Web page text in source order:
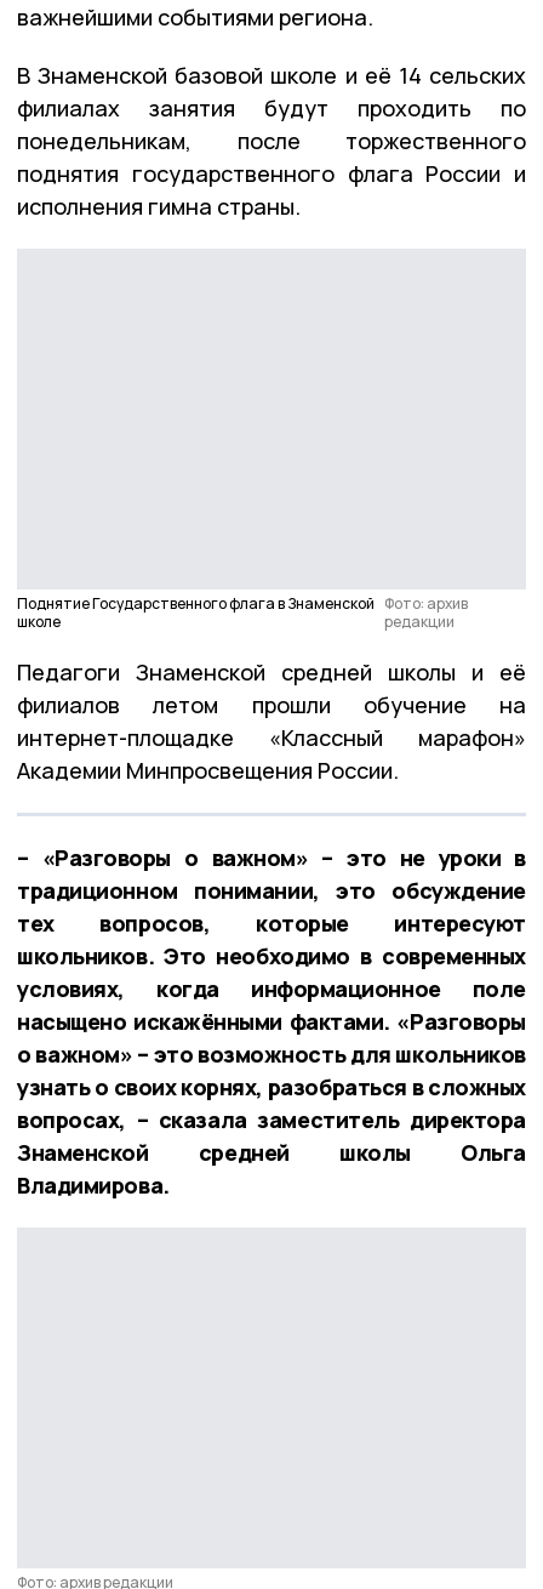
важнейшими событиями региона.
В Знаменской базовой школе и её 14 сельских
филиалах занятия будут проходить по
понедельникам, после торжественного
поднятия государственного флага России и
исполнения гимна страны.
Поднятие Государственного флага в Знаменской
школе
Фото: архив
редакции
Педагоги Знаменской средней школы и её
филиалов летом прошли обучение на
интернет-площадке «Классный марафон»
Академии Минпросвещения России.
– «Разговоры о важном» – это не уроки в
традиционном понимании, это обсуждение
тех вопросов, которые интересуют
школьников. Это необходимо в современных
условиях, когда информационное поле
насыщено искажёнными фактами. «Разговоры
о важном» – это возможность для школьников
узнать о своих корнях, разобраться в сложных
вопросах, – сказала заместитель директора
Знаменской средней школы Ольга
Владимирова.
Фото: архив редакции